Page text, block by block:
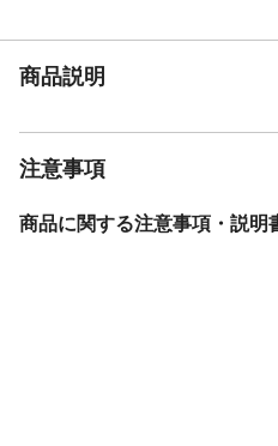
ないことが
メーカー名
JANコード
商品コード / 型番
商品説明
注意事項
商品に関する注意事項・説明